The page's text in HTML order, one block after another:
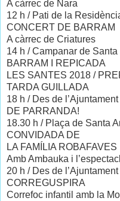
A càrrec de Nara
12 h / Pati de la
CONCERT DE BARRAM
A càrrec de Criatures
14 h / Campanar de Santa
BARRAM I REPICADA
LES SANTES 2018 /
TARDA GUILLADA
18 h / Des de l’Ajuntament
DE PARRANDA!
18.30 h / Plaça de Santa
CONVIDADA DE
LA FAMÍLIA ROBAFAVES
Amb Ambauka i
20 h / Des de l’Ajuntament
CORREGUSPIRA
Correfoc infantil amb la